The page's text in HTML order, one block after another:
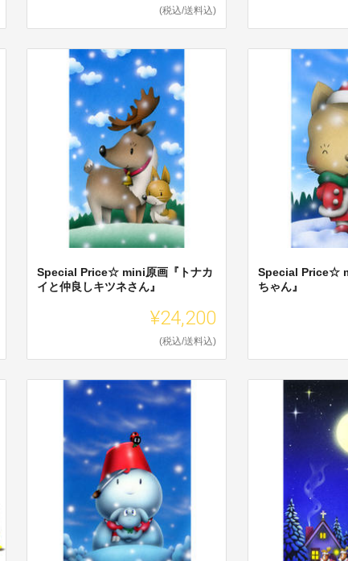
(税込/送料込)
Special Price☆ mini原画『トナカ
イと仲良しキツネさん』
¥24,200
(税込/送料込)
Special Price☆
ちゃん』